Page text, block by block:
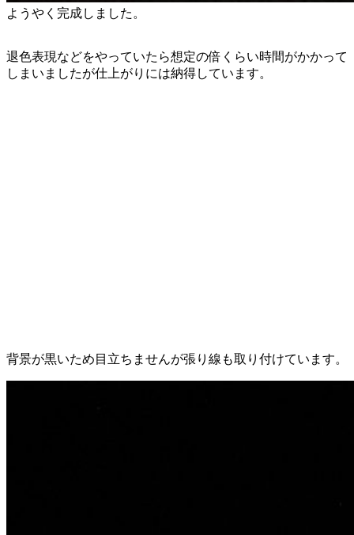
ようやく完成しました。
退色表現などをやっていたら想定の倍くらい時間がかかって
しまいましたが仕上がりには納得しています。
背景が黒いため目立ちませんが張り線も取り付けています。